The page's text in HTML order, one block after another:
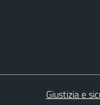
Giustizia e